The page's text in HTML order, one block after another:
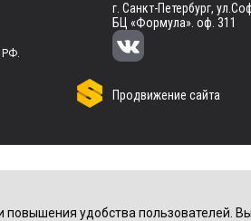
РФ.
г. Санкт-Петербург,
БЦ «Формула». оф. 311
Продвижение сайта
удобства пользователей.